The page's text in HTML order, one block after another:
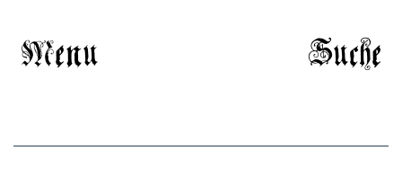
Menu Suche